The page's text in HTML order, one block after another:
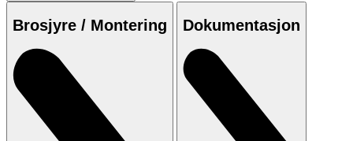
Brosjyre / Montering Dokumentasjon